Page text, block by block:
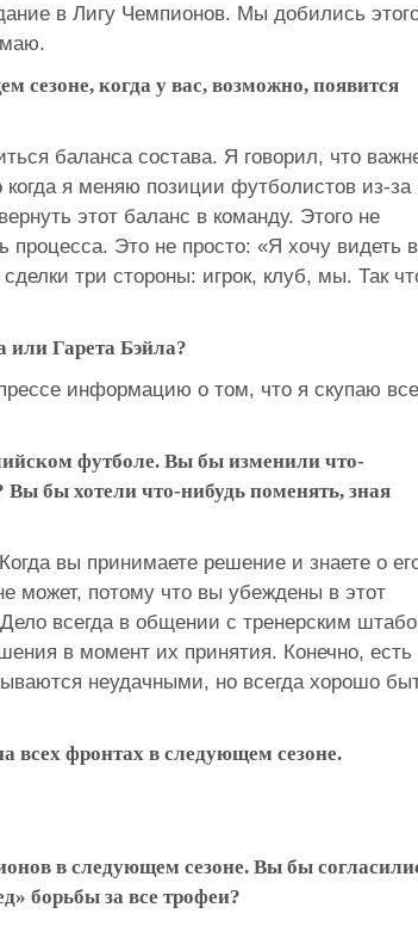
в Лигу Чемпионов. Мы добились
сезоне, когда у вас, возможно, появится
баланса состава. Я говорил, что
я меняю позиции футболистов из-за
этот баланс в команду. Этого не
процесса. Это не просто: «Я хочу видеть в
три стороны: игрок, клуб, мы. Так
или Гарета Бэйла?
информацию о том, что я скупаю
футболе. Вы бы изменили что-
бы хотели что-нибудь поменять, зная
вы принимаете решение и знаете о
может, потому что вы убеждены в этот
всегда в общении с тренерским
в момент их принятия. Конечно, есть
неудачными, но всегда хорошо
всех фронтах в следующем сезоне.
в следующем сезоне. Вы бы
борьбы за все трофеи?